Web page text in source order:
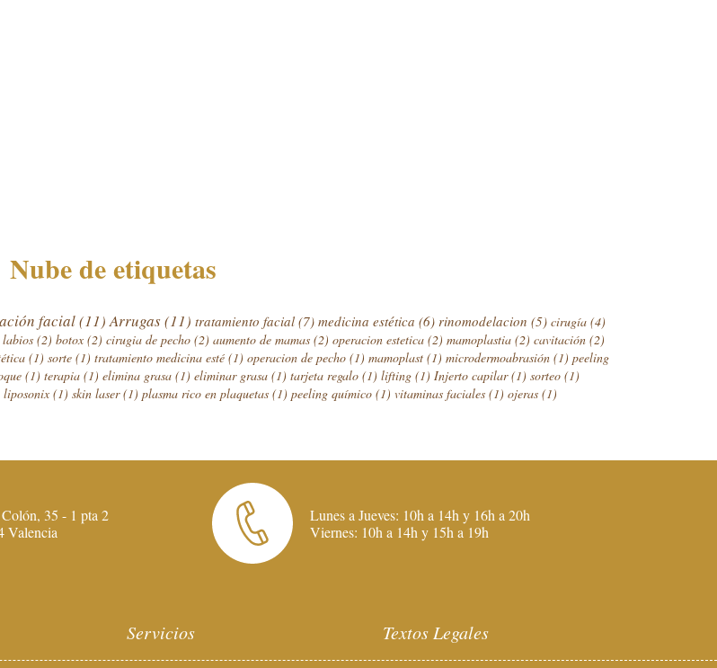
Nube de etiquetas
facial(11) Arrugas(11) tratamiento facial (7) medicina estética (6) rinomodelacion (5) cirugía (4)
labios (2) botox (2) cirugia de pecho (2) aumento de mamas (2) operacion estetica (2) mamoplastia (2) cavitación (2)
(1) sorte (1) tratamiento medicina esté (1) operacion de pecho (1) mamoplast (1) microdermoabrasión (1) peeling
(1) terapia (1) elimina grasa (1) eliminar grasa (1) tarjeta regalo (1) lifting (1) Injerto capilar(1) sorteo (1)
liposonix (1) skin laser(1) plasma rico en plaquetas (1) peeling químico (1) vitaminas faciales (1) ojeras (1)
35 - 1 pta 2
Valencia
Lunes a Jueves: 10h a 14h y 16h a 20h
Viernes: 10h a 14h y 15h a 19h
Servicios Textos Legales